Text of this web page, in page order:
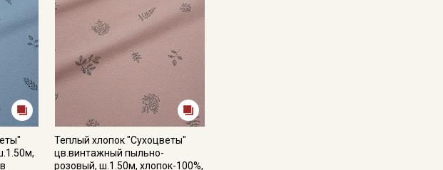
Теплый хлопок "Сухоцветы"
цв.винтажный пыльно-
розовый, ш.1.50м, хлопок-100%,
на узкие